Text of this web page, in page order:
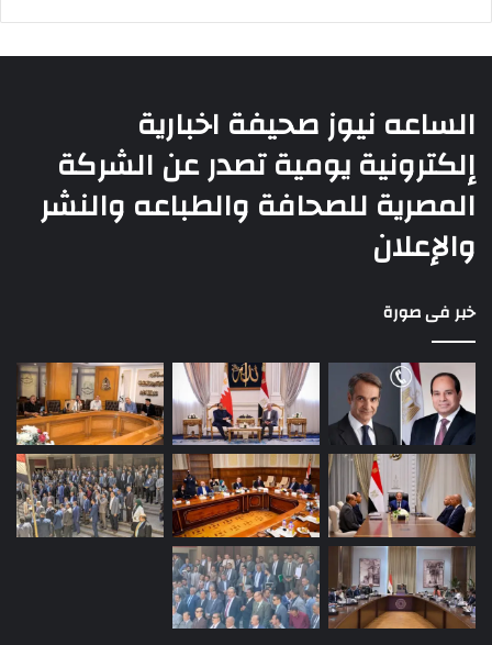
الساعه نيوز صحيفة اخبارية
إلكترونية يومية تصدر عن الشركة
المصرية للصحافة والطباعه والنشر
والإعلان
خبر فى صورة